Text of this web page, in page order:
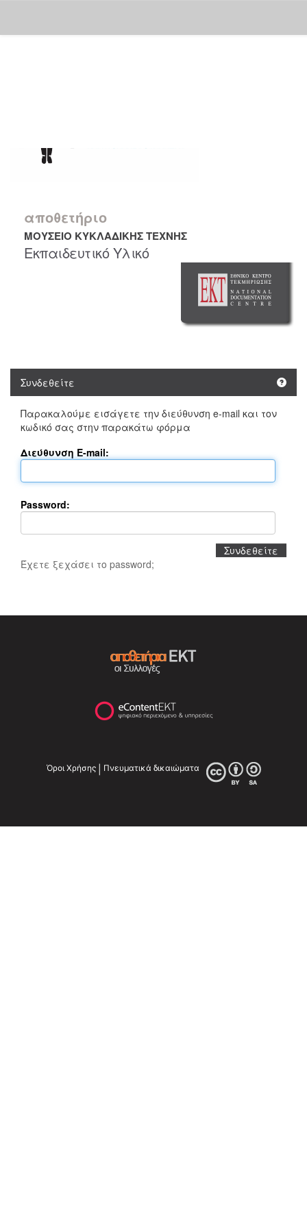
αποθετήριο
ΜΟΥΣΕΙΟ ΚΥΚΛΑΔΙΚΗΣ ΤΕΧΝΗΣ
Εκπαιδευτικό Υλικό
Συνδεθείτε
Παρακαλούμε εισάγετε την διεύθυνση e-mail και τον
κωδικό σας στην παρακάτω φόρμα
Διεύθυνση E-mail:
Password:
Έχετε ξεχάσει το password;